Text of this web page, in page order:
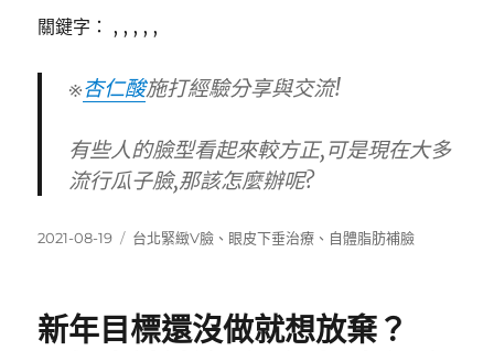
關鍵字： , , , , ,
※杏仁酸施打經驗分享與交流!
有些人的臉型看起來較方正,可是現在大多
流行瓜子臉,那該怎麼辦呢?
發
2021-08-19
標
台北緊緻V臉 、 眼皮下垂治療 、 自體脂肪補臉
新年目標還沒做就想放棄？